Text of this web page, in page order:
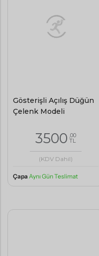
Gösterişli Açılış Düğün
Çelenk Modeli
3500 ,00
TL
(KDV Dahil)
Çapa Aynı Gün Teslimat